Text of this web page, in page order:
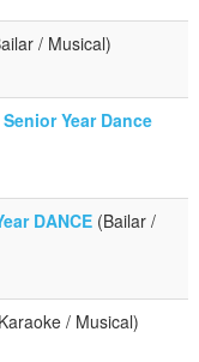
/ Musical)
Year Dance
DANCE (Bailar /
/ Musical)